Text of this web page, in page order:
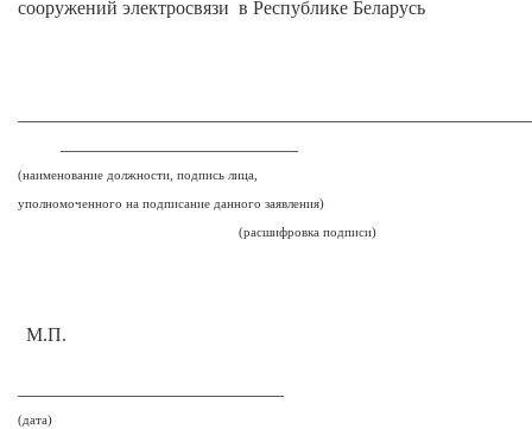
сооружений электросвязи в Республике Беларусь
(наименование должности, подпись лица,
уполномоченного на подписание данного заявления)
(расшифровка подписи)
М.П.
(дата)